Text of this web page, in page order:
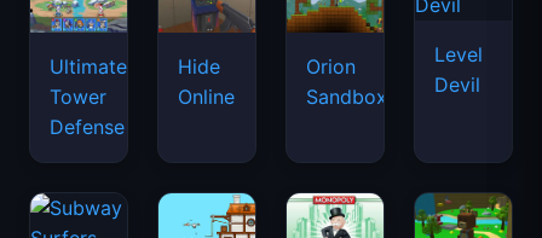
Ultimate
Tower
Defense
Hide
Online
Orion
Sandbox
Level
Devil